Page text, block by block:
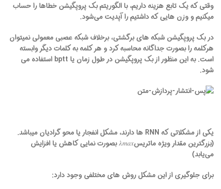
وقتی که یک تابع هزینه داریم، با الگوریتم بک پروپگیشن خطاها را حساب
میکنیم و وزن هایی که داشتیم را آپدیت می‌شود.
در بک پروپگیشن شبکه های برگشتی، برخلاف شبکه عصبی معمولی نمیتوان
هرکلمه را بصورت جداگانه محاسبه کرد و هر کلمه به کلمات دیگر وابسته
است. به این منظور از بک پروپگیشن در طول زمان یا bptt استفاده می
شود.
یکی از مشکلاتی که RNN ها دارند، مشکل انفجار یا محو گرادیان میباشد.
(بزرگترین مقدار ویژه ماتریس𝜆𝑚𝑎𝑥 بصورت نمایی کاهش یا افزایش
می‌یابد)
برای جلوگیری از این مشکل روش های مختلفی وجود دارد: